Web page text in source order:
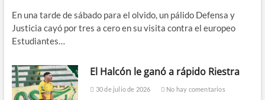
En una tarde de sábado para el olvido, un pálido Defensa y
Justicia cayó por tres a cero en su visita contra el europeo
Estudiantes…
El Halcón le ganó a rápido Riestra
30 de julio de 2026 No hay comentarios